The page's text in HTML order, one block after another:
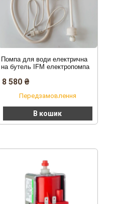
Помпа для води електрична
на бутель IFM електропомпа
8 580 ₴
Передзамовлення
В кошик